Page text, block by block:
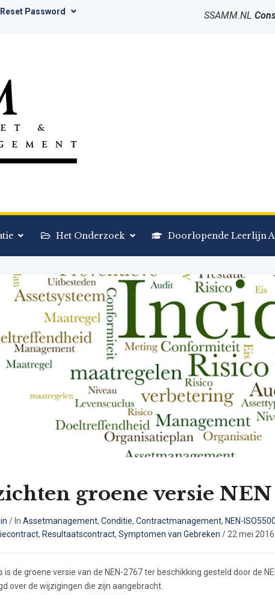
Password SSAMM.NL
Het Onderzoek Doorlopende Leerlijn
groene versie NEN
/ In Assetmanagement, Conditie, Contractmanagement, NEN-
, Resultaatscontract, Symptomen van Gebreken /22 mei 2016
is de groene versie van de NEN-2767 ter beschikking gesteld door de
over de wijzigingen die zijn aangebracht.